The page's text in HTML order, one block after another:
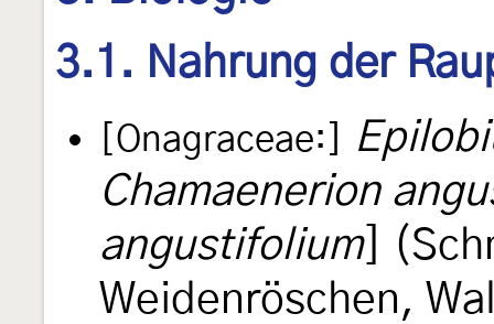
3.1. Nahrung der
[Onagraceae:]
Chamaenerion
angustifolium]
Weidenröschen,